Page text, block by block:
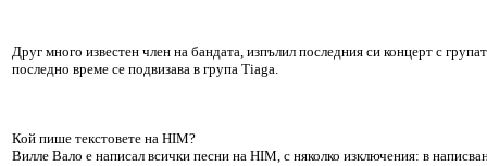
Друг много известен член на бандата, изпълил последния си концерт с
последно време се подвизава в група Tiaga.
Кой пише текстовете на HIM?
Вилле Валo е написал всички песни на HIM, с няколко изключения: в